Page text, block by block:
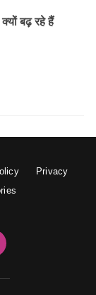
बढ़ रहे हैं
Privacy